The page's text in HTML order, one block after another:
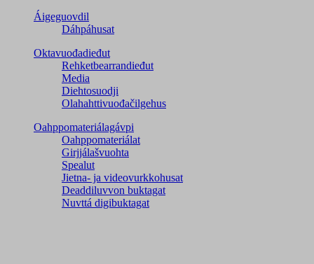
Áigeguovdil
Dáhpáhusat
Oktavuođadieđut
Rehketbearrandieđut
Media
Diehtosuodji
Olahahttivuođačilgehus
Oahppomateriálagávpi
Oahppomateriálat
Girjjálašvuohta
Spealut
Jietna- ja videovurkkohusat
Deaddiluvvon buktagat
Nuvttá digibuktagat